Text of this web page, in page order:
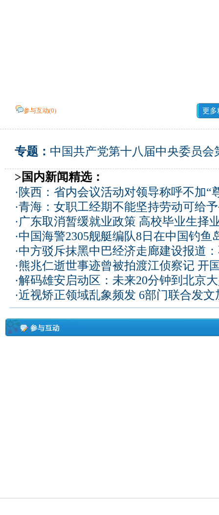
参与互动(0) 更多
专题： 中国共产党第十八届中央委员会
>国内新闻精选：
· 陕西：省内会议活动对领导称呼不加“
·青海：女职工经期不能坚持劳动可给
·广东取消暂缓就业政策 高校毕业生择
·中国海警2305舰艇编队8日在中国钓鱼
·中方驳斥抹黑中巴经济走廊建设报道
·熊兆仁逝世事迹曾被拍渡江侦察记 开
·解码雄安启动区：未来20分钟到北京
·近视矫正领域乱象频发 6部门联合发文